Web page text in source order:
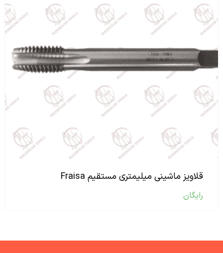
قلاویز ماشینی میلیمتری مستقیم Fraisa
رایگان